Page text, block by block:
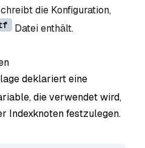
die Konfiguration,
Datei enthält.
deklariert eine
die verwendet wird,
Indexknoten festzulegen.